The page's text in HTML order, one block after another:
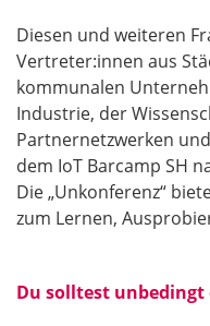
Diesen und weiteren
Vertreter:innen aus
kommunalen
Industrie, der
Partnernetzwerken
dem IoT Barcamp SH
Die „Unkonferenz“
zum Lernen,
Du solltest